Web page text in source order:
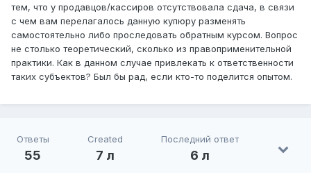
тем, что у продавцов/кассиров отсутствовала сдача, в связи
с чем вам перелагалось данную купюру разменять
самостоятельно либо проследовать обратным курсом. Вопрос
не столько теоретический, сколько из правоприменительной
практики. Как в данном случае привлекать к ответственности
таких субъектов? Был бы рад, если кто-то поделится опытом.
Ответы
55
Created
7 л
Последний ответ
6 л